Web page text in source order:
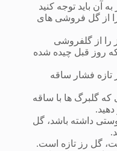
آن باید توجه کنید
از گل فروشی های
را از گلفروشی
روز قبل چیده شده
فشار ساقه
که گلبرگ ها با ساقه
داشته باشد، گل
گل رز تازه است.